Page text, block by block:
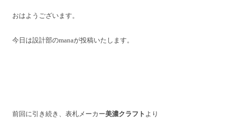
おはようございます。
今日は設計部のmanaが投稿いたします。
前回に引き続き、表札メーカー美濃クラフト より